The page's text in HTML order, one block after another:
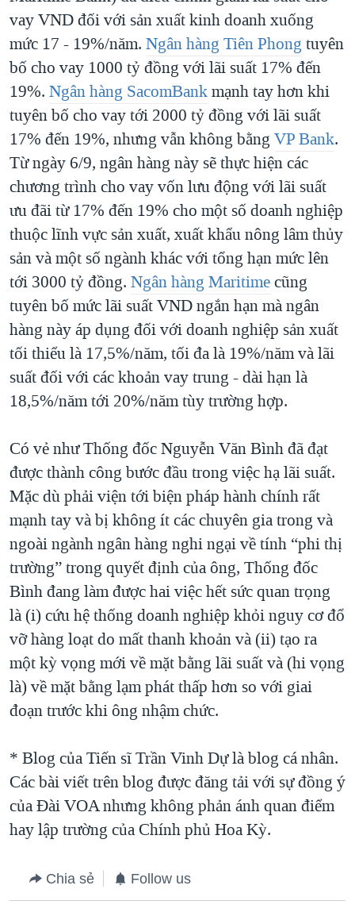
vay VND đối với sản xuất kinh doanh xuống
mức 17 - 19%/năm. Ngân hàng Tiên Phong tuyên
bố cho vay 1000 tỷ đồng với lãi suất 17% đến
19%. Ngân hàng SacomBankmạnh tay hơn khi
tuyên bố cho vay tới 2000 tỷ đồng với lãi suất
17% đến 19%, nhưng vẫn không bằng VP Bank.
Từ ngày 6/9, ngân hàng này sẽ thực hiện các
chương trình cho vay vốn lưu động với lãi suất
ưu đãi từ 17% đến 19% cho một số doanh nghiệp
thuộc lĩnh vực sản xuất, xuất khẩu nông lâm thủy
sản và một số ngành khác với tổng hạn mức lên
tới 3000 tỷ đồng. Ngân hàng Maritimecũng
tuyên bố mức lãi suất VND ngắn hạn mà ngân
hàng này áp dụng đối với doanh nghiệp sản xuất
tối thiểu là 17,5%/năm, tối đa là 19%/năm và lãi
suất đối với các khoản vay trung - dài hạn là
18,5%/năm tới 20%/năm tùy trường hợp.
Có vẻ như Thống đốc Nguyễn Văn Bình đã đạt
được thành công bước đầu trong việc hạ lãi suất.
Mặc dù phải viện tới biện pháp hành chính rất
mạnh tay và bị không ít các chuyên gia trong và
ngoài ngành ngân hàng nghi ngại về tính “phi thị
trường” trong quyết định của ông, Thống đốc
Bình đang làm được hai việc hết sức quan trọng
là (i) cứu hệ thống doanh nghiệp khỏi nguy cơ đổ
vỡ hàng loạt do mất thanh khoản và (ii) tạo ra
một kỳ vọng mới về mặt bằng lãi suất và (hi vọng
là) về mặt bằng lạm phát thấp hơn so với giai
đoạn trước khi ông nhậm chức.
* Blog của Tiến sĩ Trần Vinh Dự là blog cá nhân.
Các bài viết trên blog được đăng tải với sự đồng ý
của Ðài VOA nhưng không phản ánh quan điểm
hay lập trường của Chính phủ Hoa Kỳ.
Chia sẻ Follow us